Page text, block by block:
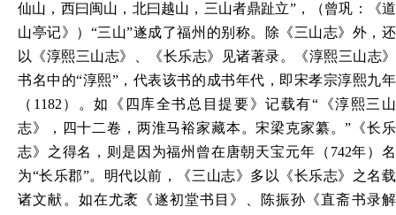
仙山，西曰闽山，北曰越山，三山者鼎趾立”，（曾巩：《道
山亭记》）“三山”遂成了福州的别称。除《三山志》外，还
以《淳熙三山志》、《长乐志》见诸著录。《淳熙三山志》
书名中的“淳熙”，代表该书的成书年代，即宋孝宗淳熙九年
（1182）。如《四库全书总目提要》记载有“《淳熙三山
志》，四十二卷，两淮马裕家藏本。宋梁克家纂。”《长乐
志》之得名，则是因为福州曾在唐朝天宝元年（742年）名
为“长乐郡”。明代以前，《三山志》多以《长乐志》之名载
诸文献。如在尤袤《遂初堂书目》、陈振孙《直斋书录解